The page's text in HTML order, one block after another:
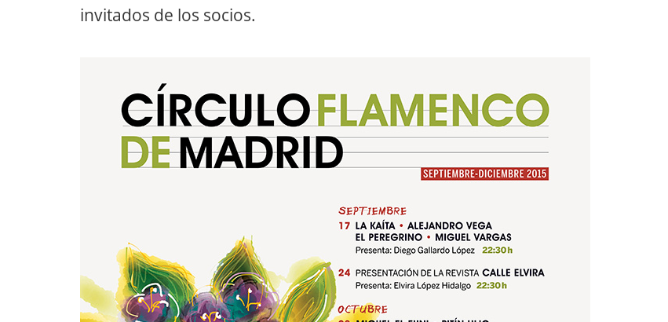
invitados de los socios.